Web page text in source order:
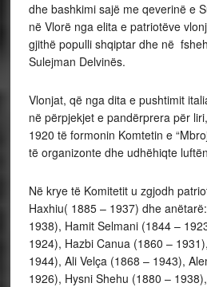
dhe bashkimi sajë me qeverinë e
në Vlorë nga elita e patriotëve
gjithë populli shqiptar dhe në
Sulejman Delvinës.
Vlonjat, që nga dita e pushtimit
në përpjekjet e pandërprera për
1920 të formonin Komtetin e
të organizonte dhe udhëhiqte
Në krye të Komitetit u zgjodh
Haxhiu( 1885 – 1937) dhe
1938), Hamit Selmani (1844 –
1924), Hazbi Canua (1860 –
1944), Ali Velça (1868 – 1943),
1926), Hysni Shehu (1880 –